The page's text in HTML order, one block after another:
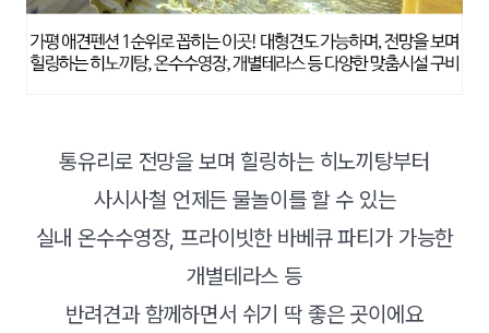
통유리로 전망을 보며 힐링하는 히노끼탕부터
사시사철 언제든 물놀이를 할 수 있는
실내 온수수영장, 프라이빗한 바베큐 파티가 가능한
개별테라스 등
반려견과 함께하면서 쉬기 딱 좋은 곳이에요